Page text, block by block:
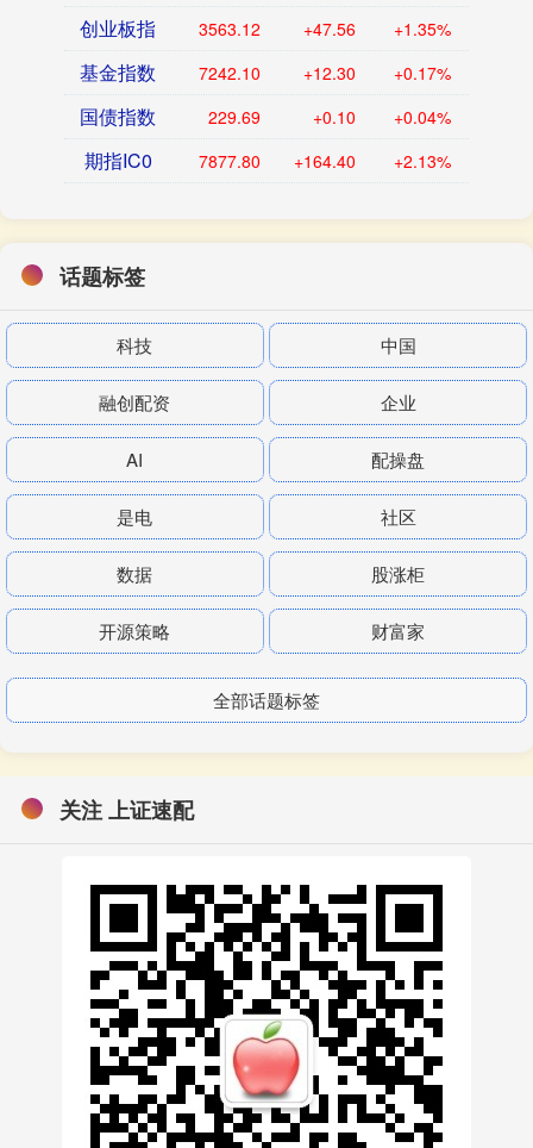
创业板指 3563.12 +47.56 +1.35%
基金指数 7242.10 +12.30 +0.17%
国债指数 229.69 +0.10 +0.04%
期指IC0 7877.80 +164.40 +2.13%
话题标签
科技 中国
融创配资 企业
AI 配操盘
是电 社区
数据 股涨柜
开源策略 财富家
全部话题标签
关注 上证速配